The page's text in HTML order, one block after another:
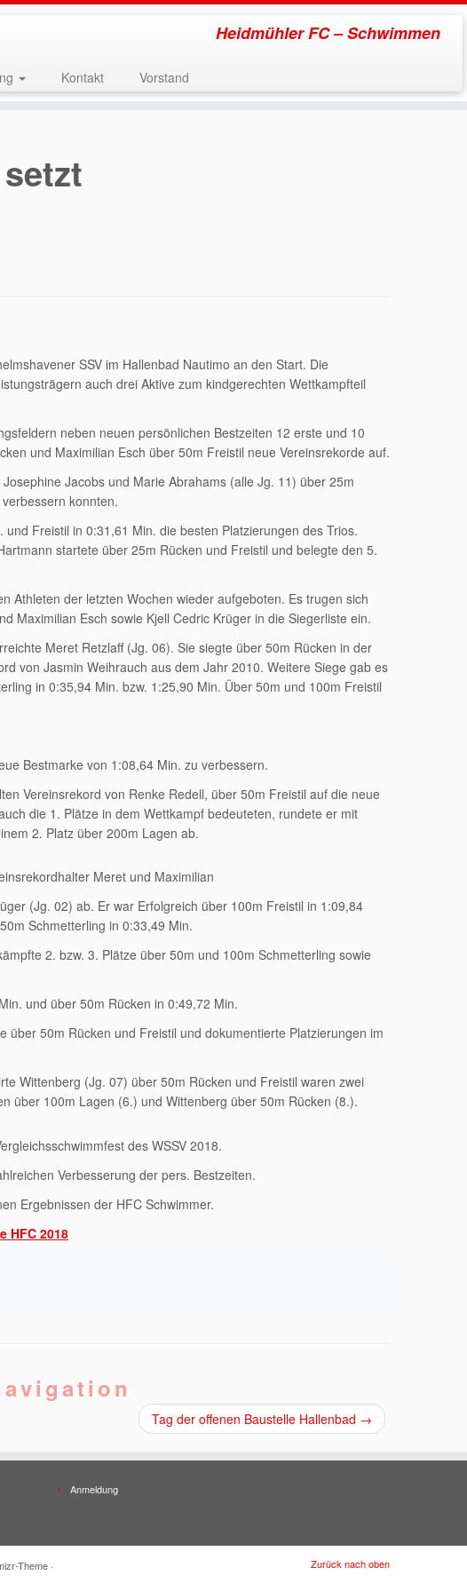
Heidmühler FC – Schwimmen
Kontakt Vorstand
SSV im Hallenbad Nautimo an den Start. Die
auch drei Aktive zum kindgerechten Wettkampfteil
neben neuen persönlichen Bestzeiten 12 erste und 10
und Maximilian Esch über 50m Freistil neue Vereinsrekorde auf.
Jacobs und Marie Abrahams (alle Jg. 11) über 25m
konnten.
Freistil in 0:31,61 Min. die besten Platzierungen des Trios.
startete über 25m Rücken und Freistil und belegte den 5.
Athleten der letzten Wochen wieder aufgeboten. Es trugen sich
Maximilian Esch sowie Kjell Cedric Krüger in die Siegerliste ein.
Meret Retzlaff (Jg. 06). Sie siegte über 50m Rücken in der
von Jasmin Weihrauch aus dem Jahr 2010. Weitere Siege gab es
in 0:35,94 Min. bzw. 1:25,90 Min. Über 50m und 100m Freistil
Bestmarke von 1:08,64 Min. zu verbessern.
Vereinsrekord von Renke Redell, über 50m Freistil auf die neue
die 1. Plätze in dem Wettkampf bedeuteten, rundete er mit
2. Platz über 200m Lagen ab.
Meret und Maximilian
(Jg. 02) ab. Er war Erfolgreich über 100m Freistil in 1:09,84
Schmetterling in 0:33,49 Min.
2. bzw. 3. Plätze über 50m und 100m Schmetterling sowie
und über 50m Rücken in 0:49,72 Min.
50m Rücken und Freistil und dokumentierte Platzierungen im
Wittenberg (Jg. 07) über 50m Rücken und Freistil waren zwei
über 100m Lagen (6.) und Wittenberg über 50m Rücken (8.).
des WSSV 2018.
Verbesserung der pers. Bestzeiten.
Ergebnissen der HFC Schwimmer.
HFC 2018
Tag der offenen Baustelle Hallenbad →
Anmeldung
Theme · Zurück nach oben